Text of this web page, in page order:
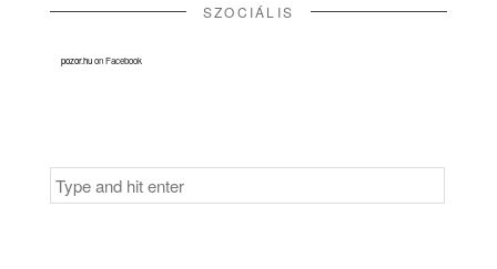
SZOCIÁLIS
pozor.huon Facebook
Search
for: